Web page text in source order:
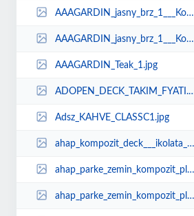
AAAGARDIN_jasny_brz_1___Kopya.jpg
AAAGARDIN_jasny_brz_1___Kopya_1.jpg
AAAGARDIN_Teak_1.jpg
ADOPEN_DECK_TAKIM_FYATI.jpg
Adsz_KAHVE_CLASSC1.jpg
ahap_kompozit_deck___ikolata_Brown___lame_terrasse_composite_marron_chocolat_...
ahap_parke_zemin_kompozit_plastik_fiyat_bahe_teras.jpg
ahap_parke_zemin_kompozit_plastik_fiyat_bahe_teras_1.jpg